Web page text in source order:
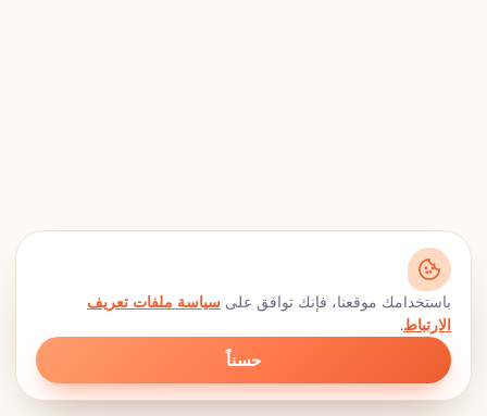
باستخدامك موقعنا، فإنك توافق على سياسة ملفات تعريف
الارتباط.
حسناً